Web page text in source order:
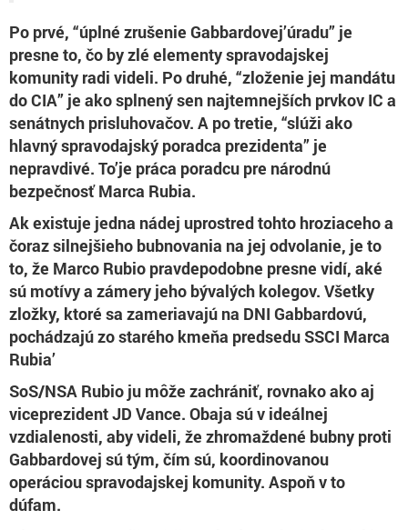
Po prvé, “úplné zrušenie Gabbardovej’úradu” je
presne to, čo by zlé elementy spravodajskej
komunity radi videli. Po druhé, “zloženie jej mandátu
do CIA” je ako splnený sen najtemnejších prvkov IC a
senátnych prisluhovačov. A po tretie, “slúži ako
hlavný spravodajský poradca prezidenta” je
nepravdivé. To’je práca poradcu pre národnú
bezpečnosť Marca Rubia.
Ak existuje jedna nádej uprostred tohto hroziaceho a
čoraz silnejšieho bubnovania na jej odvolanie, je to
to, že Marco Rubio pravdepodobne presne vidí, aké
sú motívy a zámery jeho bývalých kolegov. Všetky
zložky, ktoré sa zameriavajú na DNI Gabbardovú,
pochádzajú zo starého kmeňa predsedu SSCI Marca
Rubia’
SoS/NSA Rubio ju môže zachrániť, rovnako ako aj
viceprezident JD Vance. Obaja sú v ideálnej
vzdialenosti, aby videli, že zhromaždené bubny proti
Gabbardovej sú tým, čím sú, koordinovanou
operáciou spravodajskej komunity. Aspoň v to
dúfam.